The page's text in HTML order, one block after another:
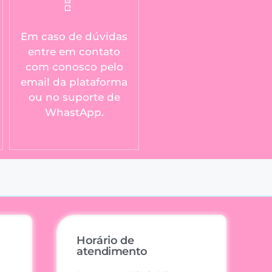
Em caso de dúvidas
entre em contato
com conosco pelo
email da plataforma
ou no suporte de
WhastApp.
Horário de
atendimento